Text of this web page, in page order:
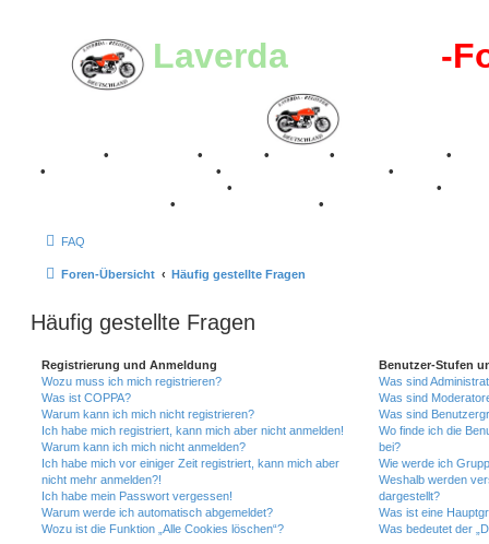
Laverda-Register -
• • • • •
•
•
•
•
•
• •
FAQ
Foren-Übersicht Häufig gestellte Fragen
Häufig gestellte Fragen
Registrierung und Anmeldung
Wozu muss ich mich registrieren?
Was ist COPPA?
Warum kann ich mich nicht registrieren?
Ich habe mich registriert, kann mich aber nicht anmelden!
Warum kann ich mich nicht anmelden?
Ich habe mich vor einiger Zeit registriert, kann mich aber
nicht mehr anmelden?!
Ich habe mein Passwort vergessen!
Warum werde ich automatisch abgemeldet?
Wozu ist die Funktion „Alle Cookies löschen“?
Benutzer-Stufen
Was sind
Was sind
Was sind
Wo finde ich die
bei?
Wie werde ich
Weshalb werden
dargestellt?
Was ist eine
Was bedeutet der